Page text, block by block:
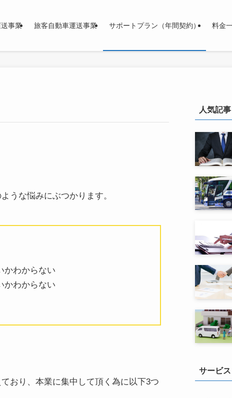
事業 旅客自動車運送事業 サポートプラン（年間契約） 料金
うな悩みにぶつかります。
かわからない
かわからない
おり、本業に集中して頂く為に以下3つ
人気記事
サービス